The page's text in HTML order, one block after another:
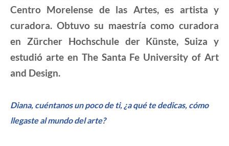
Centro Morelense de las Artes, es artista y
curadora. Obtuvo su maestría como curadora
en Zürcher Hochschule der Künste, Suiza y
estudió arte en The Santa Fe University of Art
and Design.
Diana, cuéntanos un poco de ti, ¿a qué te dedicas, cómo
llegaste al mundo del arte?